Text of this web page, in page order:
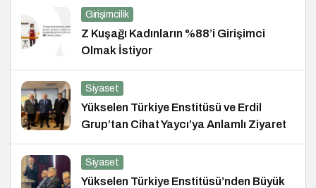
Girişimcilik
Z Kuşağı Kadınların %88’i Girişimci
Olmak İstiyor
Siyaset
Yükselen Türkiye Enstitüsü ve Erdil
Grup’tan Cihat Yaycı’ya Anlamlı Ziyaret
Siyaset
Yükselen Türkiye Enstitüsü’nden Büyük